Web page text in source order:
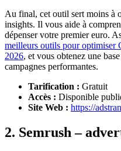
Au final, cet outil sert moins à
insights. Il vous aide à
dépenser votre premier euro.
meilleurs outils pour optimiser
2026, et vous obtenez une
campagnes performantes.
Tarification : Gratuit
Accès : Disponible
Site Web : https://
2. Semrush –